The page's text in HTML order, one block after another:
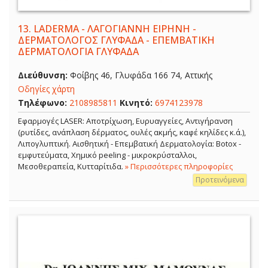
13. LADERMA - ΛΑΓΟΓΙΑΝΝΗ ΕΙΡΗΝΗ -
ΔΕΡΜΑΤΟΛΟΓΟΣ ΓΛΥΦΑΔΑ - ΕΠΕΜΒΑΤΙΚΗ
ΔΕΡΜΑΤΟΛΟΓΙΑ ΓΛΥΦΑΔΑ
Διεύθυνση: Φοίβης 46, Γλυφάδα 166 74, Αττικής
Οδηγίες χάρτη
Τηλέφωνο: 2108985811 Κινητό: 6974123978
Εφαρμογές LASER: Αποτρίχωση, Ευρυαγγείες, Αντιγήρανση
(ρυτίδες, ανάπλαση δέρματος, ουλές ακμής, καφέ κηλίδες κ.ά.),
Λιπογλυπτική. Αισθητική - Επεμβατική Δερματολογία: Botox -
εμφυτεύματα, Χημικό peeling - μικροκρύσταλλοι,
Μεσοθεραπεία, Κυτταρίτιδα. » Περισσότερες πληροφορίες
Προτεινόμενα